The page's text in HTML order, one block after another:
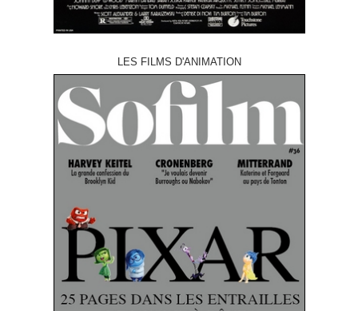
LES FILMS D'ANIMATION